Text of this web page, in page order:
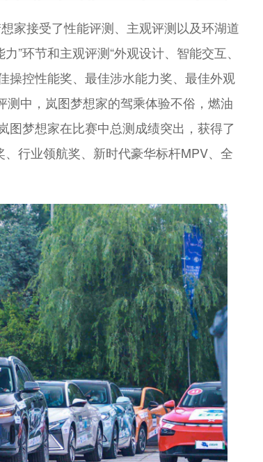
家接受了性能评测、主观评测以及环湖道
”环节和主观评测“外观设计、智能交互、
操控性能奖、最佳涉水能力奖、最佳外观
中，岚图梦想家的驾乘体验不俗，燃油
图梦想家在比赛中总测成绩突出，获得了
行业领航奖、新时代豪华标杆MPV、全